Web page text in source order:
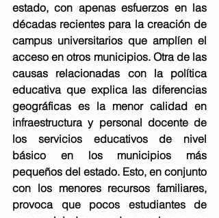
estado, con apenas esfuerzos en las
décadas recientes para la creación de
campus universitarios que amplíen el
acceso en otros municipios. Otra de las
causas relacionadas con la política
educativa que explica las diferencias
geográficas es la menor calidad en
infraestructura y personal docente de
los servicios educativos de nivel
básico en los municipios más
pequeños del estado. Esto, en conjunto
con los menores recursos familiares,
provoca que pocos estudiantes de